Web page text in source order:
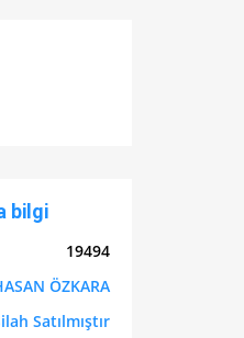
bilgi
19494
ÖZKARA
Satılmıştır